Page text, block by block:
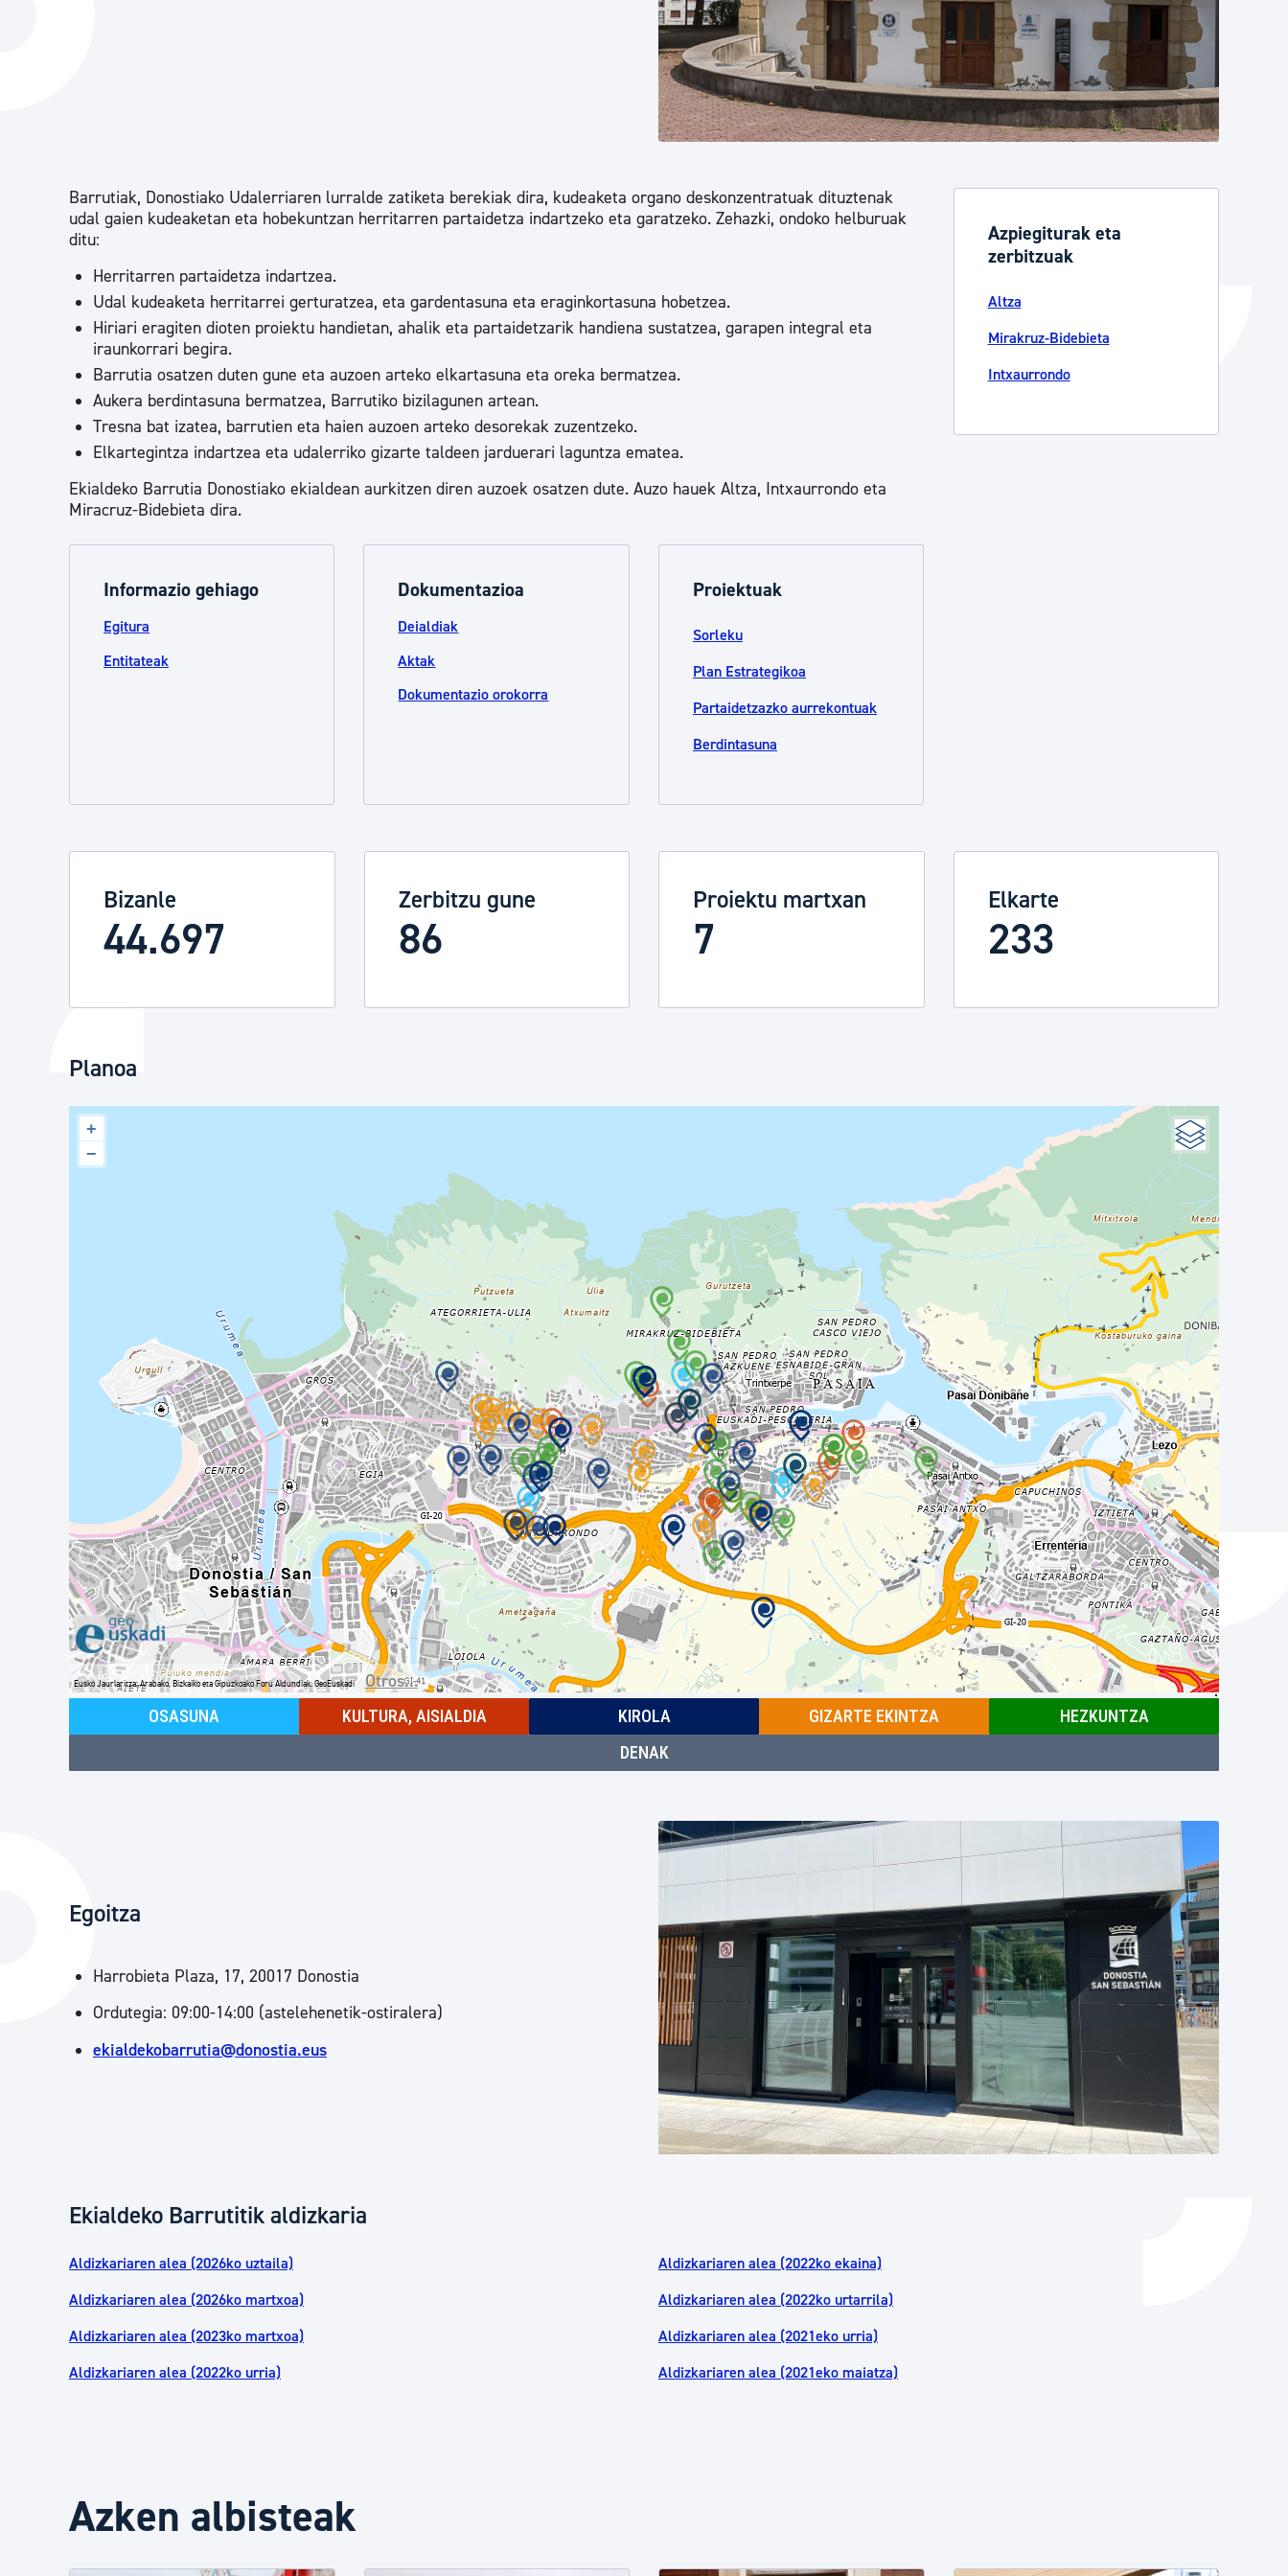
Udal administrazioa
Iragarki ofizialen taula
Egutegi fiskala
Gardentasun ataria
Izapideen katalogoa
Tramitaziorako laguntza
Barrutiak, Donostiako Udalerriaren lurralde zatiketa berekiak dira, kudeaketa organo deskonzentratuak dituztenak
udal gaien kudeaketan eta hobekuntzan herritarren partaidetza indartzeko eta garatzeko. Zehazki, ondoko helburuak
ditu:
Herritarren partaidetza indartzea.
Udal kudeaketa herritarrei gerturatzea, eta gardentasuna eta eraginkortasuna hobetzea.
Hiriari eragiten dioten proiektu handietan, ahalik eta partaidetzarik handiena sustatzea, garapen integral eta
iraunkorrari begira.
Barrutia osatzen duten gune eta auzoen arteko elkartasuna eta oreka bermatzea.
Aukera berdintasuna bermatzea, Barrutiko bizilagunen artean.
Tresna bat izatea, barrutien eta haien auzoen arteko desorekak zuzentzeko.
Elkartegintza indartzea eta udalerriko gizarte taldeen jarduerari laguntza ematea.
Ekialdeko Barrutia Donostiako ekialdean aurkitzen diren auzoek osatzen dute. Auzo hauek Altza, Intxaurrondo eta
Miracruz-Bidebieta dira.
Informazio gehiago
Egitura
Entitateak
Dokumentazioa
Deialdiak
Aktak
Dokumentazio orokorra
Proiektuak
Sorleku
Plan Estrategikoa
Partaidetzazko aurrekontuak
Berdintasuna
Azpiegiturak eta
zerbitzuak
Altza
Mirakruz-Bidebieta
Intxaurrondo
Bizanle
44.697
Zerbitzu gune
86
Proiektu martxan
7
Elkarte
233
Planoa
+
−
Eusko Jaurlaritza; Arabako, Bizkaiko eta Gipuzkoako Foru Aldundiak. GeoEuskadi Otros...
Ver localización en GoogleMaps
OSASUNA KULTURA, AISIALDIA KIROLA GIZARTE EKINTZA
HEZKUNTZA
DENAK
Egoitza
Harrobieta Plaza, 17, 20017 Donostia
Ordutegia: 09:00-14:00 (astelehenetik-ostiralera)
ekialdekobarrutia@donostia.eus
Ekialdeko Barrutitik aldizkaria
Aldizkariaren alea (2026ko uztaila)
Aldizkariaren alea (2026ko martxoa)
Aldizkariaren alea (2023ko martxoa)
Aldizkariaren alea (2022ko urria)
Aldizkariaren alea (2022ko ekaina)
Aldizkariaren alea (2022ko urtarrila)
Aldizkariaren alea (2021eko urria)
Aldizkariaren alea (2021eko maiatza)
Azken albisteak